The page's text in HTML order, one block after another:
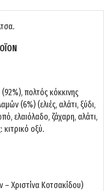
πολτός κόκκινης
(6%) (ελιές, αλάτι, ξύδι,
ελαιόλαδο, ζάχαρη, αλάτι,
οξύ.
Χριστίνα Κοτσακίδου)